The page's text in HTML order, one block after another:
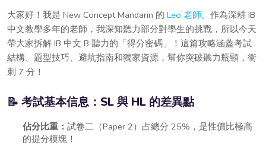
大家好！我是 New Concept Mandarin 的 Leo 老師。作為深耕 IB
中文教學多年的老師，我深知聽力部分對學生的挑戰，所以今天
帶大家拆解 IB 中文 B 聽力的「得分密碼」！這篇攻略涵蓋考試
結構、題型技巧、避坑指南和獨家資源，幫你突破聽力瓶頸，衝
刺 7 分！
📝 考試基本信息：SL 與 HL 的差異點
佔分比重： 試卷二（Paper 2）占總分 25%，是性價比極高
的提分模塊！